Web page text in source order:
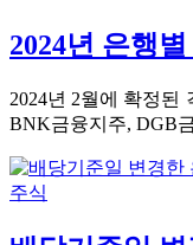
2024년 은행
2024년 2월에 확정된
BNK금융지주, DGB
주식